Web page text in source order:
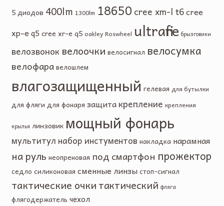
5 диодов 400lm 1300lm 18650 cree xm-l t6cree
xp-e q5 cree xr-e q5 oakley Roswheel ultrafire брызговики
велозвонок велоочки велосигнал велосумка
велофара велошлем
влагозащищенный гелевая для бутылки
для фляги для фонаря защита крепление крепления
крылья линзовик мощный фонарь
мультитул набор инстументов накладка нарамная
на руль неопреновая под смартфон прожектор
седло силиконовая сменные линзы стоп-сигнал
тактические очкитактический фляга
флягодержатель чехол